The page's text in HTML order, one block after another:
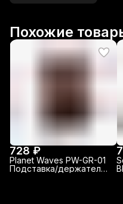
Похожие
728 ₽
Planet Waves PW-GR-01
Подставка/держатель